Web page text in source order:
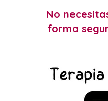
No
forma